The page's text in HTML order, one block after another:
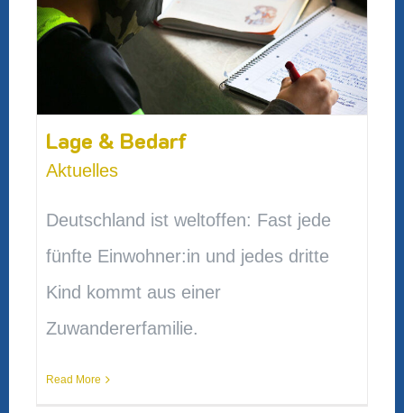
Lage & Bedarf
Aktuelles
Deutschland ist weltoffen: Fast jede
fünfte Einwohner:in und jedes dritte
Kind kommt aus einer
Zuwandererfamilie.
Read More